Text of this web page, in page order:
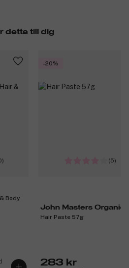
detta till dig
Body
-20%
(5)
John Masters Organics
Hair Paste 57g
283 kr